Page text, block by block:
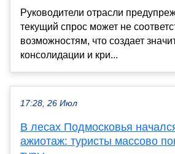
Руководители отрасли
текущий спрос может не
возможностям, что создает
консолидации и кри...
17:28, 26 Июл
В лесах Подмосковья
ажиотаж: туристы массово